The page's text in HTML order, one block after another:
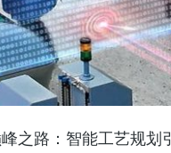
之路：智能工艺规划引